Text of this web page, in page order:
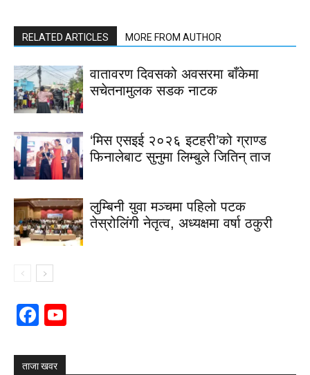
RELATED ARTICLES MORE FROM AUTHOR
वातावरण दिवसको अवसरमा बाँकेमा
सचेतनामुलक सडक नाटक
‘मिस एसइई २०२६ इटहरी’को ग्राण्ड
फिनालेबाट सुनुमा लिम्बुले जितिन् ताज
लुम्बिनी युवा मञ्चमा पहिलो पटक
तेस्रोलिंगी नेतृत्व, अध्यक्षमा वर्षा ठकुरी
Facebook
ताजा खवर